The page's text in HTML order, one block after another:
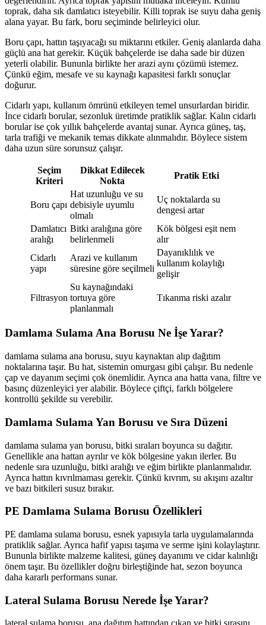
toprak, daha sık damlatıcı isteyebilir. Killi toprak ise suyu daha geniş
alana yayar. Bu fark, boru seçiminde belirleyici olur.
Boru çapı, hattın taşıyacağı su miktarını etkiler. Geniş alanlarda daha
güçlü ana hat gerekir. Küçük bahçelerde ise daha sade bir düzen
yeterli olabilir. Bununla birlikte her arazi aynı çözümü istemez.
Çünkü eğim, mesafe ve su kaynağı kapasitesi farklı sonuçlar
doğurur.
Cidarlı yapı, kullanım ömrünü etkileyen temel unsurlardan biridir.
İnce cidarlı borular, sezonluk üretimde pratiklik sağlar. Kalın cidarlı
borular ise çok yıllık bahçelerde avantaj sunar. Ayrıca güneş, taş,
tarla trafiği ve mekanik temas dikkate alınmalıdır. Böylece sistem
daha uzun süre sorunsuz çalışır.
Seçim
Kriteri
Dikkat Edilecek
Nokta
Pratik Etki
Boru çapı
Hat uzunluğu ve su
debisiyle uyumlu
olmalı
Uç noktalarda su
dengesi artar
Damlatıcı
aralığı
Bitki aralığına göre
belirlenmeli
Kök bölgesi eşit nem
alır
Cidarlı
yapı
Arazi ve kullanım
süresine göre seçilmeli
Dayanıklılık ve
kullanım kolaylığı
gelişir
Filtrasyon
Su kaynağındaki
tortuya göre
planlanmalı
Tıkanma riski azalır
Damlama Sulama Ana Borusu Ne İşe Yarar?
damlama sulama ana borusu, suyu kaynaktan alıp dağıtım
noktalarına taşır. Bu hat, sistemin omurgası gibi çalışır. Bu nedenle
çap ve dayanım seçimi çok önemlidir. Ayrıca ana hatta vana, filtre ve
basınç düzenleyici yer alabilir. Böylece çiftçi, farklı bölgelere
kontrollü şekilde su verebilir.
Damlama Sulama Yan Borusu ve Sıra Düzeni
damlama sulama yan borusu, bitki sıraları boyunca su dağıtır.
Genellikle ana hattan ayrılır ve kök bölgesine yakın ilerler. Bu
nedenle sıra uzunluğu, bitki aralığı ve eğim birlikte planlanmalıdır.
Ayrıca hattın kıvrılmaması gerekir. Çünkü kıvrım, su akışını azaltır
ve bazı bitkileri susuz bırakır.
PE Damlama Sulama Borusu Özellikleri
PE damlama sulama borusu, esnek yapısıyla tarla uygulamalarında
pratiklik sağlar. Ayrıca hafif yapısı taşıma ve serme işini kolaylaştırır.
Bununla birlikte malzeme kalitesi, güneş dayanımı ve cidar kalınlığı
önem taşır. Bu özellikler doğru birleştiğinde hat, sezon boyunca
daha kararlı performans sunar.
Lateral Sulama Borusu Nerede İşe Yarar?